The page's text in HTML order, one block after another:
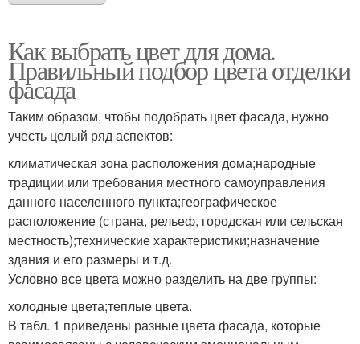
Как выбрать цвет для дома.
Правильный подбор цвета отделки
фасада
Таким образом, чтобы подобрать цвет фасада, нужно
учесть целый ряд аспектов:
климатическая зона расположения дома;народные
традиции или требования местного самоуправления
данного населенного пункта;географическое
расположение (страна, рельеф, городская или сельская
местность);технические характеристики;назначение
здания и его размеры и т.д.
Условно все цвета можно разделить на две группы:
холодные цвета;теплые цвета.
В табл. 1 приведены разные цвета фасада, которые